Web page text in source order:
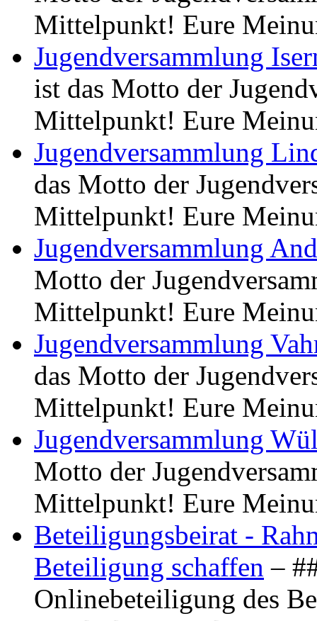
Mittelpunkt! Eure
Jugendversammlung
ist das Motto der
Mittelpunkt! Eure
Jugendversammlung
das Motto der
Mittelpunkt! Eure
Jugendversammlung
Motto der
Mittelpunkt! Eure
Jugendversammlung
das Motto der
Mittelpunkt! Eure
Jugendversammlung
Motto der
Mittelpunkt! Eure
Beteiligungsbeirat -
Beteiligung schaffen –
Onlinebeteiligung des